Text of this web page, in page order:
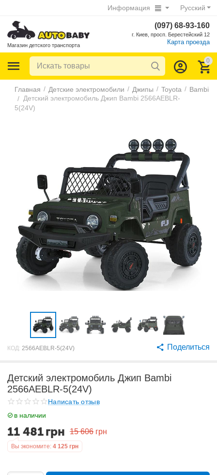
Русский
Информация
Магазин детского транспорта
(097) 68-93-160
г. Киев, просп. Берестейский 12
Карта проезда
0
Главная / Детские электромобили / Джипы / Toyota / Bambi
/ Детский электромобиль Джип Bambi 2566AEBLR-
5(24V)
КОД: 2566AEBLR-5(24V) Поделиться
Детский электромобиль Джип Bambi
2566AEBLR-5(24V)
Написать отзыв
в наличии
15 606 грн
11 481грн
Вы экономите: 4 125 грн